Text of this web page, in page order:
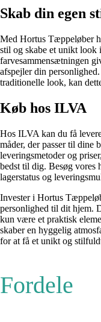
Skab din egen
Med Hortus Tæppeløber
stil og skabe et unikt look
farvesammensætningen
afspejler din
traditionelle look, kan
Køb hos ILVA
Hos ILVA kan du få
måder, der passer til
leveringsmetoder og
bedst til dig. Besøg vores
lagerstatus og
Invester i Hortus
personlighed til dit hjem.
kun være et praktisk
skaber en hyggelig
for at få et unikt og
Fordele